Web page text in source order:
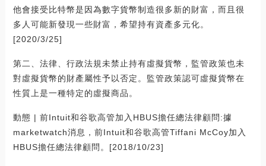
他會接受比特幣是因為數字貨幣制造很多新的財富，而且很
多人可能新發現一些財富，希望持有資產多元化。
[2020/3/25]
第二、法律、行政法規未禁止持有虛擬貨幣，監管政策也未
對虛擬貨幣的財產屬性予以否定。監管政策認可虛擬貨幣在
性質上是一種特定的虛擬商品。
動態 | 前Intuit和谷歌高管加入HBUS擔任總法律顧問:據
marketwatch消息，前Intuit和谷歌高管Tiffani McCoy加入
HBUS擔任總法律顧問。[2018/10/23]